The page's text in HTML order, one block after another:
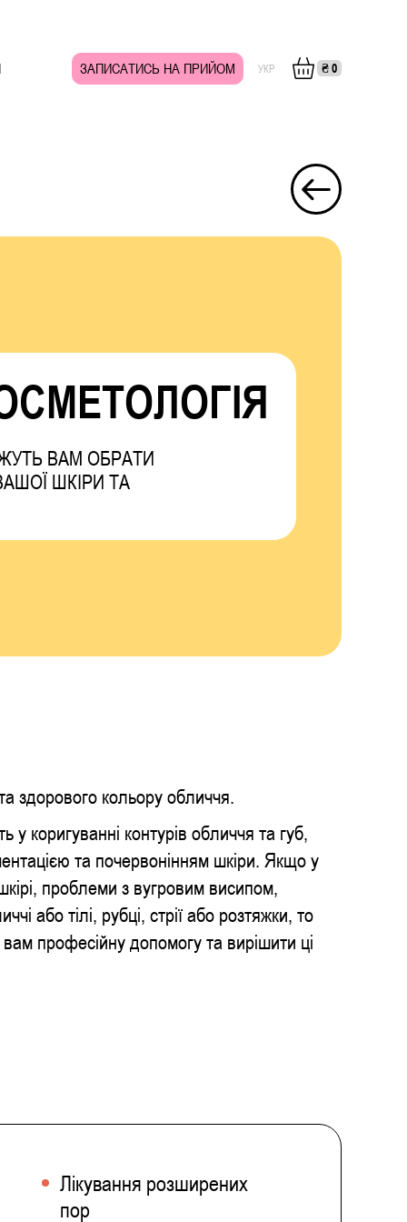
ЗАПИСАТИСЬ НА ПРИЙОМ УКР ₴0
ВАМ ОБРАТИ
ШКІРИ ТА
здорового кольору обличчя.
коригуванні контурів обличчя та губ,
та почервонінням шкіри. Якщо у
проблеми з вугровим висипом,
або тілі, рубці, стрії або розтяжки, то
професійну допомогу та вирішити ці
Лікування розширених
пор